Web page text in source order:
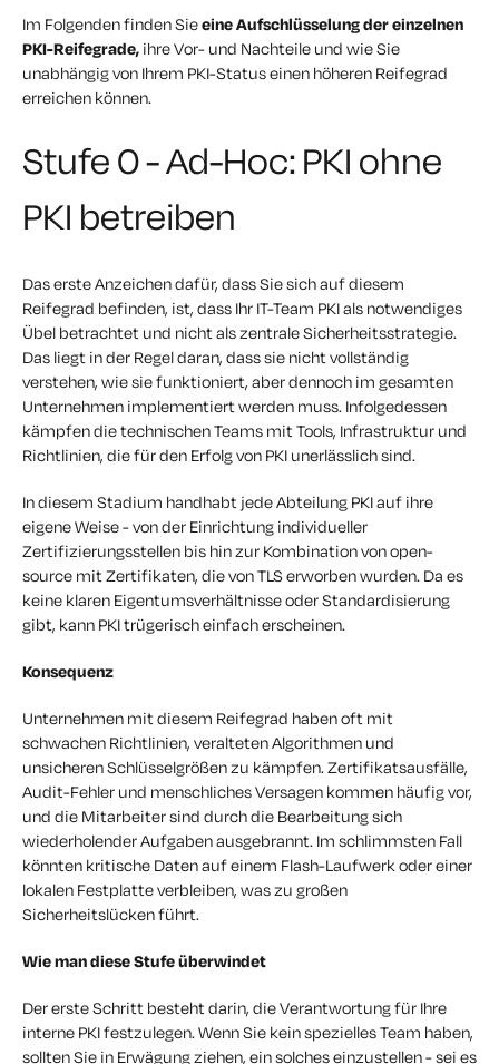
Im Folgenden finden Sieeine Aufschlüsselung der einzelnen
PKI-Reifegrade, ihre Vor- und Nachteile und wie Sie
unabhängig von Ihrem PKI-Status einen höheren Reifegrad
erreichen können.
Stufe 0 - Ad-Hoc: PKI ohne
PKI betreiben
Das erste Anzeichen dafür, dass Sie sich auf diesem
Reifegrad befinden, ist, dass Ihr IT-Team PKI als notwendiges
Übel betrachtet und nicht als zentrale Sicherheitsstrategie.
Das liegt in der Regel daran, dass sie nicht vollständig
verstehen, wie sie funktioniert, aber dennoch im gesamten
Unternehmen implementiert werden muss. Infolgedessen
kämpfen die technischen Teams mit Tools, Infrastruktur und
Richtlinien, die für den Erfolg von PKI unerlässlich sind.
In diesem Stadium handhabt jede Abteilung PKI auf ihre
eigene Weise - von der Einrichtung individueller
Zertifizierungsstellen bis hin zur Kombination von open-
source mit Zertifikaten, die von TLS erworben wurden. Da es
keine klaren Eigentumsverhältnisse oder Standardisierung
gibt, kann PKI trügerisch einfach erscheinen.
Konsequenz
Unternehmen mit diesem Reifegrad haben oft mit
schwachen Richtlinien, veralteten Algorithmen und
unsicheren Schlüsselgrößen zu kämpfen. Zertifikatsausfälle,
Audit-Fehler und menschliches Versagen kommen häufig vor,
und die Mitarbeiter sind durch die Bearbeitung sich
wiederholender Aufgaben ausgebrannt. Im schlimmsten Fall
könnten kritische Daten auf einem Flash-Laufwerk oder einer
lokalen Festplatte verbleiben, was zu großen
Sicherheitslücken führt.
Wie man diese Stufe überwindet
Der erste Schritt besteht darin, die Verantwortung für Ihre
interne PKI festzulegen. Wenn Sie kein spezielles Team haben,
sollten Sie in Erwägung ziehen, ein solches einzustellen - sei es